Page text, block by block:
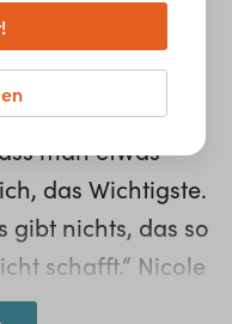
man etwas
das Wichtigste.
gibt nichts, das so
schafft.“ Nicole
als